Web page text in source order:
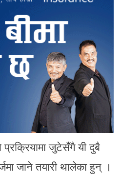
प्रक्रियामा जुटेसँगै यी दुबै
जाने तयारी थालेका हुन् ।